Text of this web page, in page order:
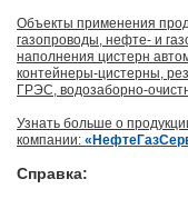
Объекты применения
газопроводы, нефте- и
наполнения цистерн
контейнеры-цистерны,
ГРЭС, водозаборно-
Узнать больше о
компании:
Справка: